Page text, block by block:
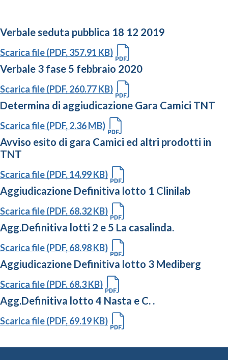
Verbale seduta pubblica 18 12 2019
Scarica file (PDF, 357.91 KB)
Verbale 3 fase 5 febbraio 2020
Scarica file (PDF, 260.77 KB)
Determina di aggiudicazione Gara Camici TNT
Scarica file (PDF, 2.36 MB)
Avviso esito di gara Camici ed altri prodotti in
TNT
Scarica file (PDF, 14.99 KB)
Aggiudicazione Definitiva lotto 1 Clinilab
Scarica file (PDF, 68.32 KB)
Agg.Definitiva lotti 2 e 5 La casalinda.
Scarica file (PDF, 68.98 KB)
Aggiudicazione Definitiva lotto 3 Mediberg
Scarica file (PDF, 68.3 KB)
Agg.Definitiva lotto 4 Nasta e C. .
Scarica file (PDF, 69.19 KB)